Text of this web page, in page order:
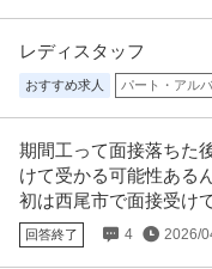
レディスタッフ
おすすめ求人 パート・アル
期間工って面接落ちた
けて受かる可能性ある
初は西尾市で面接受け
けるのってできるんで
回答終了 4 2026/